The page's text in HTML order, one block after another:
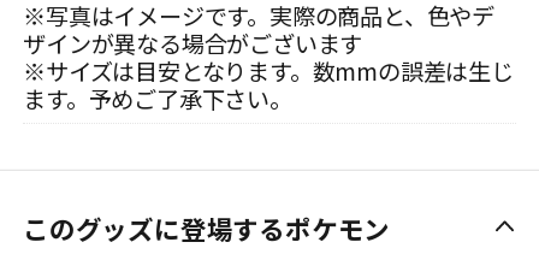
※写真はイメージです。実際の商品と、色やデ
ザインが異なる場合がございます
※サイズは目安となります。数mmの誤差は生じ
ます。予めご了承下さい。
このグッズに登場するポケモン